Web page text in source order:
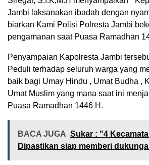
Jambi laksanakan ibadah dengan
biarkan Kami Polisi Polresta Jambi
pengamanan saat Puasa Ramadhan
Penyampaian Kapolresta Jambi
Peduli terhadap seluruh warga yang
baik bagi Umay Hindu , Umat Budha ,
Umat Muslim yang mana saat ini
Puasa Ramadhan 1446 H.
BACA JUGA Sukar : "4
Dipastikan siap memberi